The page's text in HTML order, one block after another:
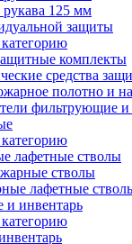
125 мм
защиты
комплекты
средства
полотно и
фильтрующие
лафетные стволы
стволы
лафетные
инвентарь